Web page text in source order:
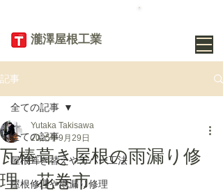
​瀧澤屋根工業
記事
全ての記事
屋根葺き替えやカバー工法
屋根修理や雨漏り修理
全ての記事
瓦棒葺き屋根の雨漏り修
理 花巻市
Yutaka Takisawa
2025年9月29日